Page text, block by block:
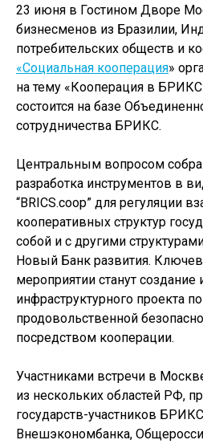
23 июня в Гостином Дворе
бизнесменов из Бразилии,
потребительских обществ и
«Социальная кооперация»
на тему «Кооперация в
состоится на базе
сотрудничества БРИКС.
Центральным вопросом
разработка инструментов в
“BRICS.coop” для регуляции
кооперативных структур
собой и с другими
Новый Банк развития.
мероприятии станут создание
инфраструктурного проекта
продовольственной
посредством кооперации.
Участниками встречи в
из нескольких областей РФ,
государств-участников
Внешэкономбанка,